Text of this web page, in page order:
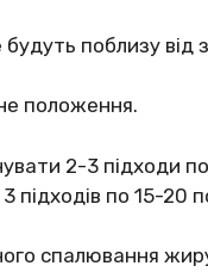
поблизу від
положення.
2-3 підходи
підходів по 15-20
спалювання